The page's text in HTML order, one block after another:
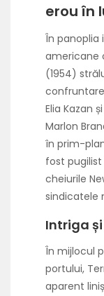
erou în
În panoplia
americane
(1954)
Elia Kazan
Marlon
în prim-
fost
cheiurile
sindicatele
Intriga
În mijlocul
portului,
aparent